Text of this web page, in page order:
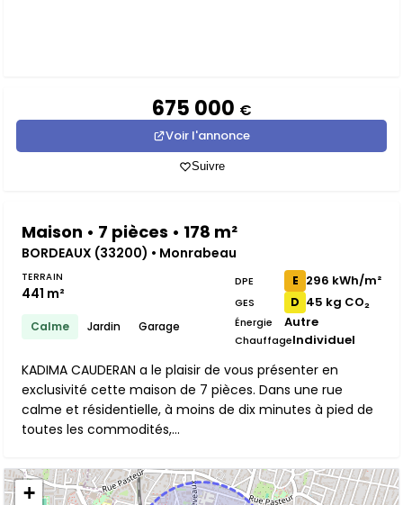
675 000 €
Voir l'annonce
Suivre
Maison • 7 pièces • 178 m²
BORDEAUX (33200) • Monrabeau
TERRAIN
441 m²
Calme Jardin Garage
DPE E 296 kWh/m²
GES D 45 kg CO₂
Énergie Autre
ChauffageIndividuel
KADIMA CAUDERAN a le plaisir de vous présenter en
exclusivité cette maison de 7 pièces. Dans une rue
calme et résidentielle, à moins de dix minutes à pied de
toutes les commodités,...
+